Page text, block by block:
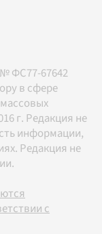
ФС77-67642
в сфере
г. Редакция не
информации,
Редакция не
с